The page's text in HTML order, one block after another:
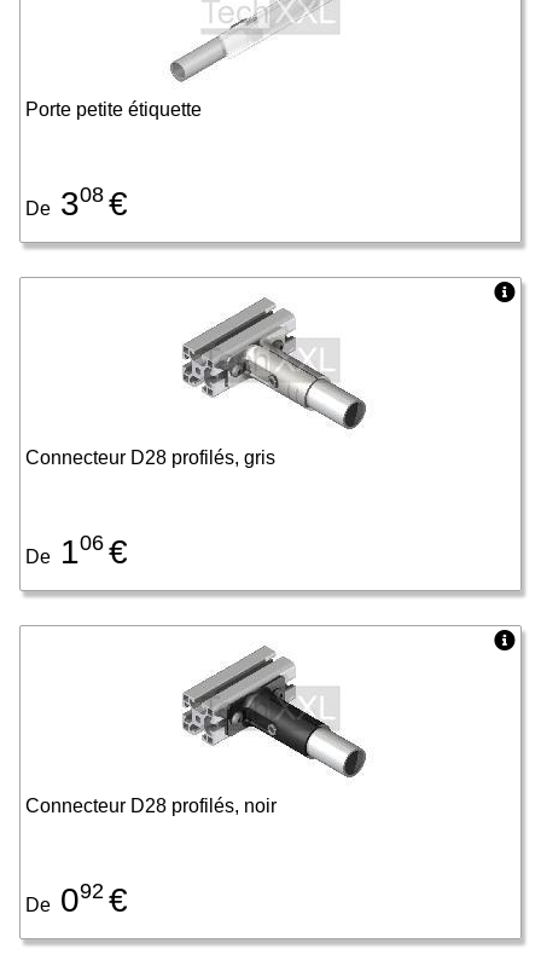
Porte petite étiquette
De 308 €
Connecteur D28 profilés, gris
De 106 €
Connecteur D28 profilés, noir
De 092 €